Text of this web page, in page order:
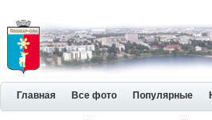
Главная Все фото Популярные